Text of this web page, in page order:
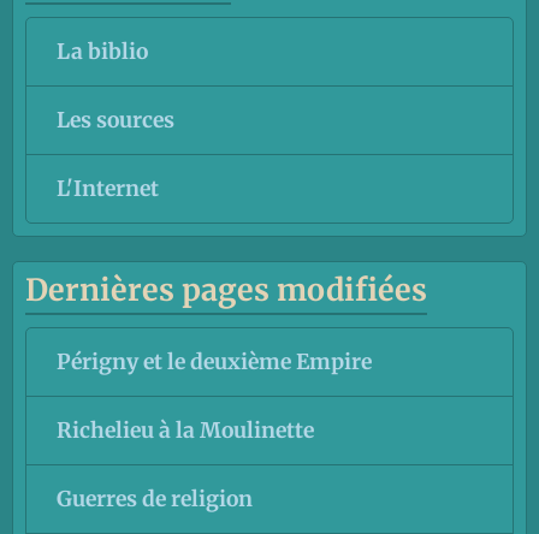
La biblio
Les sources
L'Internet
Dernières pages modifiées
Périgny et le deuxième Empire
Richelieu à la Moulinette
Guerres de religion